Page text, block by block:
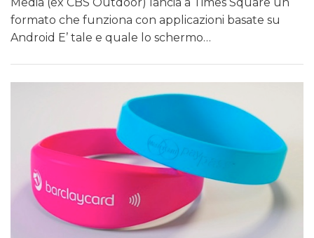
formato che funziona con applicazioni basate su
Android E’ tale e quale lo schermo…